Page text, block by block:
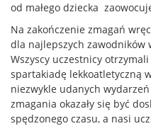
od małego dziecka
Na zakończenie zmagań
dla najlepszych zawodników
Wszyscy uczestnicy
spartakiadę lekkoatletyczną
niezwykle udanych
zmagania okazały się być
spędzonego czasu, a nasi